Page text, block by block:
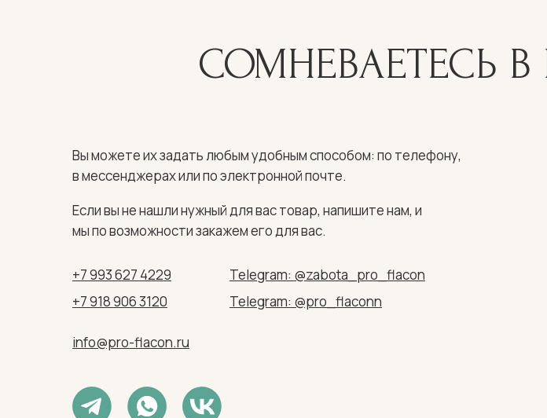
СОМНЕВАЕТЕСЬ В
+7 993 627 4229
+7 918 906 3120
Telegram: @zabota_pro_flacon
Telegram: @pro_flaconn
info@pro-flacon.ru
Вы можете их задать любым удобным способом: по телефону,
в мессенджерах или по электронной почте.
Если вы не нашли нужный для вас товар, напишите нам, и
мы по возможности закажем его для вас.